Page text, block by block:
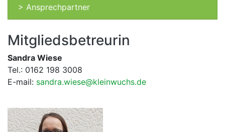
> Ansprechpartner
Mitgliedsbetreurin
Sandra Wiese
Tel.: 0162 198 3008
E-mail: sandra.wiese@kleinwuchs.de